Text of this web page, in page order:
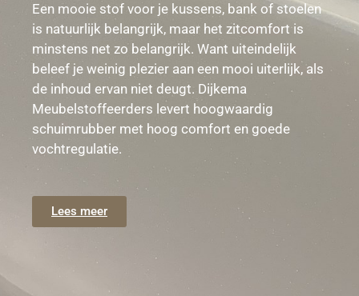
Een mooie stof voor je kussens, bank of stoelen
is natuurlijk belangrijk, maar het zitcomfort is
minstens net zo belangrijk. Want uiteindelijk
beleef je weinig plezier aan een mooi uiterlijk, als
de inhoud ervan niet deugt. Dijkema
Meubelstoffeerders levert hoogwaardig
schuimrubber met hoog comfort en goede
vochtregulatie.
Lees meer